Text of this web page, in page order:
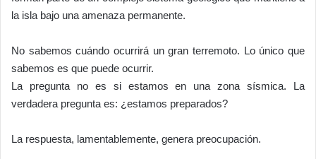
la isla bajo una amenaza permanente.
No sabemos cuándo ocurrirá un gran terremoto. Lo único que
sabemos es que puede ocurrir.
La pregunta no es si estamos en una zona sísmica. La
verdadera pregunta es: ¿estamos preparados?
La respuesta, lamentablemente, genera preocupación.